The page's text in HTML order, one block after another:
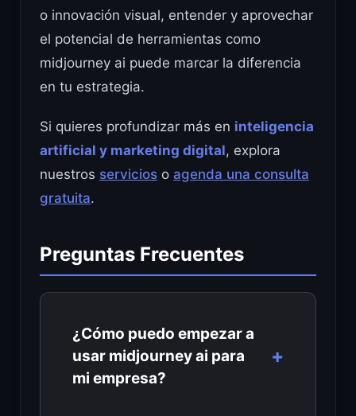
o innovación visual, entender y aprovechar
el potencial de herramientas como
midjourney ai puede marcar la diferencia
en tu estrategia.
Si quieres profundizar más en inteligencia
artificial y marketing digital, explora
nuestros servicios o agenda una consulta
gratuita.
Preguntas Frecuentes
¿Cómo puedo empezar a
usar midjourney ai para
mi empresa?